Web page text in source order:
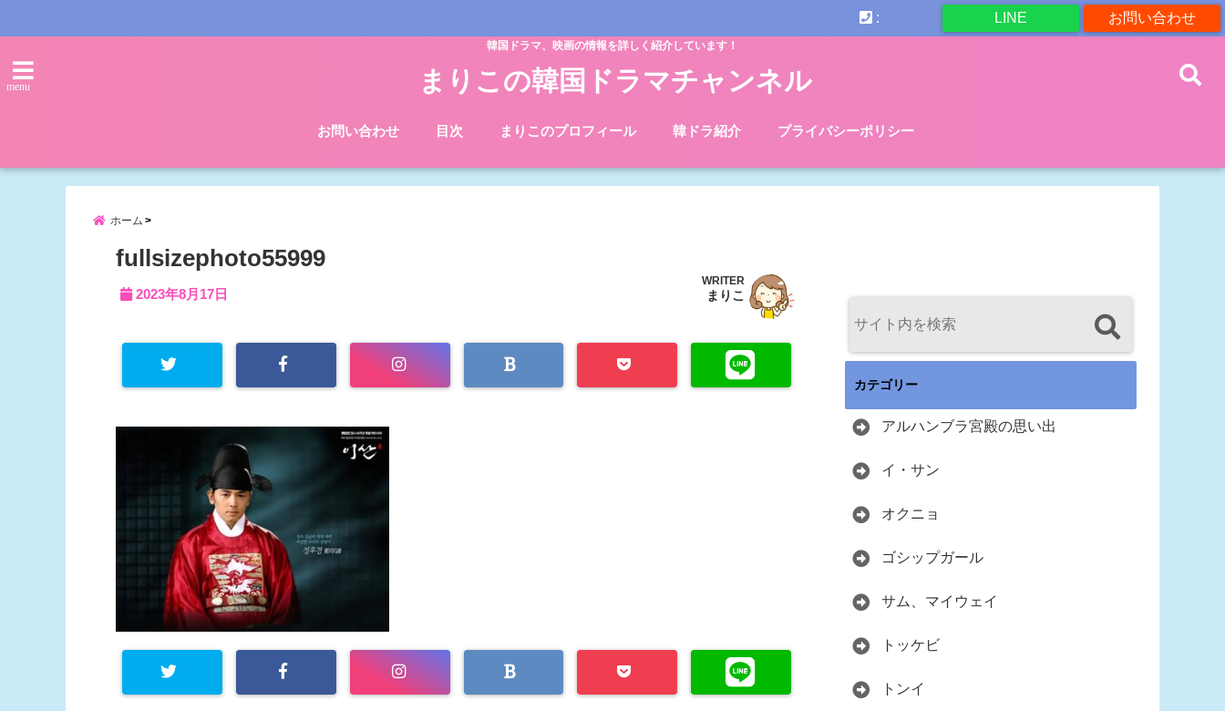
お問い合わせ
LINE
:
韓国ドラマ、映画の情報を詳しく紹介しています！
menu まりこの韓国ドラマチャンネル
お問い合わせ 目次 まりこのプロフィール 韓ドラ紹介 プライバシーポリシー
ホーム
fullsizephoto55999
2023年8月17日
WRITER
まりこ
カテゴリー
アルハンブラ宮殿の思い出
イ・サン
オクニョ
ゴシップガール
サム、マイウェイ
トッケビ
トンイ